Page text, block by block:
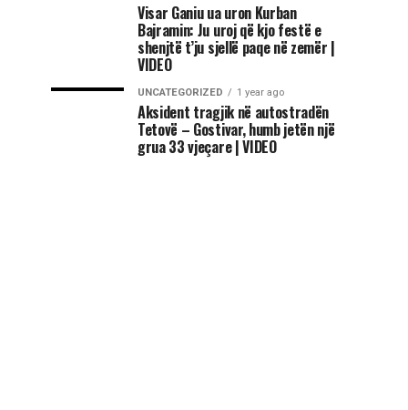
Visar Ganiu ua uron Kurban
Bajramin: Ju uroj që kjo festë e
shenjtë t’ju sjellë paqe në zemër |
VIDEO
UNCATEGORIZED 1 year ago
Aksident tragjik në autostradën
Tetovë – Gostivar, humb jetën një
grua 33 vjeçare | VIDEO